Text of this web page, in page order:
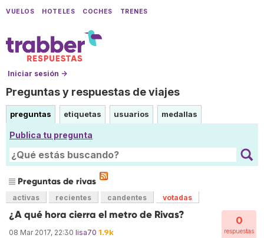
VUELOS HOTELES COCHES TRENES
Iniciar sesión →
Preguntas y respuestas de viajes
preguntas etiquetas usuarios medallas
Publica tu pregunta
Preguntas de rivas
activas recientes candentes votadas
0
respuestas
¿A qué hora cierra el metro de Rivas?
08 Mar 2017, 22:30 lisa70 1.9k